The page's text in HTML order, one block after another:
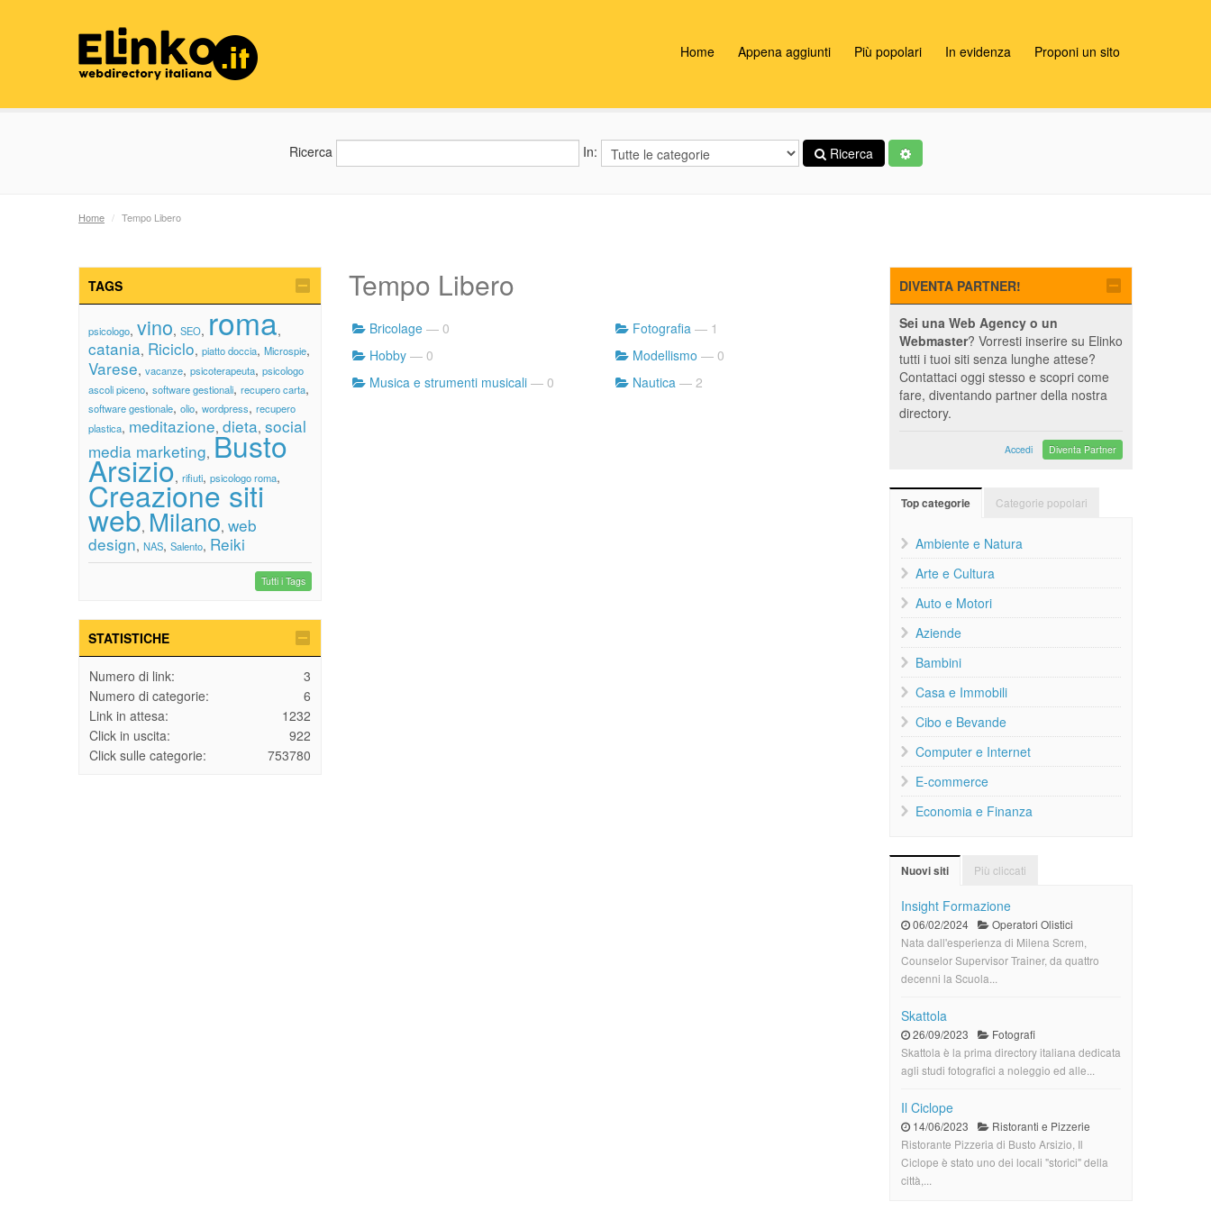
Home Appena aggiunti Più popolari In evidenza Proponi un sito
Ricerca In: Ricerca
Home / Tempo Libero
TAGS
psicologo, vino, SEO, roma,
catania, Riciclo, piatto doccia, Microspie,
Varese, vacanze, psicoterapeuta, psicologo
ascoli piceno, software gestionali, recupero carta,
software gestionale, olio, wordpress, recupero
plastica, meditazione, dieta, social
media marketing, Busto
Arsizio, rifiuti, psicologo roma,
Creazione siti
web, Milano, web
design, NAS, Salento, Reiki
Tutti i Tags
STATISTICHE
Numero di link:
3
Numero di categorie:
6
Link in attesa:
1232
Click in uscita:
922
Click sulle categorie:
753780
Tempo Libero
Bricolage — 0 Fotografia — 1
Hobby — 0 Modellismo — 0
Musica e strumenti musicali — 0 Nautica — 2
DIVENTA PARTNER!
Sei una Web Agency o un
Webmaster? Vorresti inserire su Elinko
tutti i tuoi siti senza lunghe attese?
Contattaci oggi stesso e scopri come
fare, diventando partner della nostra
directory.
Accedi Diventa Partner
Top categorie Categorie popolari
Ambiente e Natura
Arte e Cultura
Auto e Motori
Aziende
Bambini
Casa e Immobili
Cibo e Bevande
Computer e Internet
E-commerce
Economia e Finanza
Nuovi siti Più cliccati
Insight Formazione
06/02/2024
Operatori Olistici
Nata dall'esperienza di Milena Screm,
Counselor Supervisor Trainer, da quattro
decenni la Scuola...
Skattola
26/09/2023
Fotografi
Skattola è la prima directory italiana dedicata
agli studi fotografici a noleggio ed alle...
Il Ciclope
14/06/2023
Ristoranti e Pizzerie
Ristorante Pizzeria di Busto Arsizio, Il
Ciclope è stato uno dei locali "storici" della
città,...